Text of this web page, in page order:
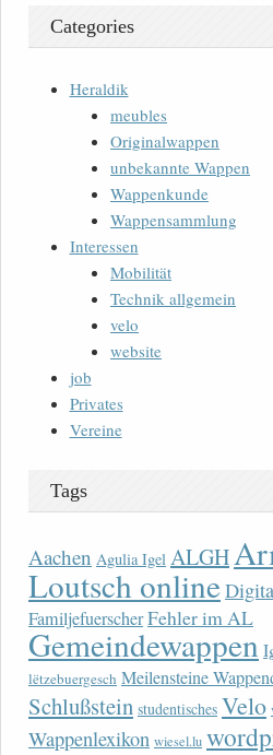
Categories
Heraldik
meubles
Originalwappen
unbekannte Wappen
Wappenkunde
Wappensammlung
Interessen
Mobilität
Technik allgemein
velo
website
job
Privates
Vereine
Tags
Aachen Agulia Igel ALGH
Loutsch online
FamiljefuerscherFehler im AL
Gemeindewappen
lëtzebuergesch Meilensteine
Schlußstein studentisches Velo
Wappenlexikon wiesel.lu